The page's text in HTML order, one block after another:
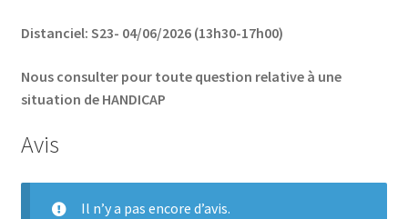
Distanciel: S23- 04/06/2026 (13h30-17h00)
Nous consulter pour toute question relative à une
situation de HANDICAP
Avis
Il n’y a pas encore d’avis.